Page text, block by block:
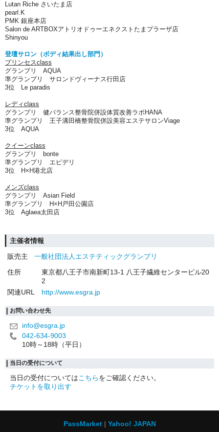
Lutan Riche さいたま店
pearl.K
PMK 銀座本店
Salon de ARTBOXアトリオドゥーエネクストたまプラーザ店
Shinyou
登壇サロン（ボディ結果出し部門）
プリンセスclass
グランプリ AQUA
準グランプリ サロンドヴィーナス行田店
3位 Le paradis
レディclass
グランプリ 健バランス整骨院併設体質改善ラボHANA
準グランプリ 王子溝田橋整骨院併設美容エステサロンViage
3位 AQUA
クイーンclass
グランプリ bonte
準グランプリ エピデリ
3位 H×H港北店
メンズclass
グランプリ Asian Field
準グランプリ H×H戸田公園店
3位 Aglaea太田店
主催者情報
販売主
一般社団法人エステティックグランプリ
住所
東京都八王子市南新町13-1 八王子繊維センタービル20
2
関連URL
http://www.esgra.jp
お問い合わせ先
info@esgra.jp
042-634-9003
10時～18時（平日）
当日の受付について
当日の受付についてはこちらをご確認ください。
チケットを取り出す
PassMarket Yahoo! JAPAN